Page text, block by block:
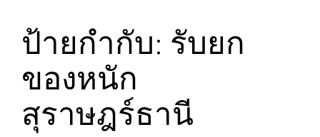
ป้ายกำกับ: รับยก
ของหนัก
สุราษฎร์ธานี